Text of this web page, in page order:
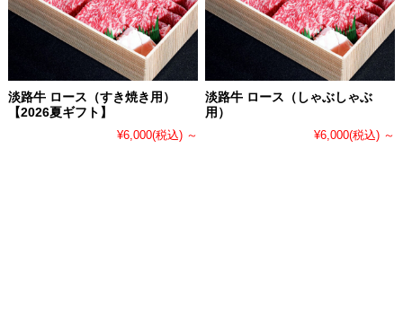
淡路牛 ロース（すき焼き用）
【2026夏ギフト】
¥6,000(税込) ～
淡路牛 ロース（しゃぶしゃぶ
用）
¥6,000(税込) ～